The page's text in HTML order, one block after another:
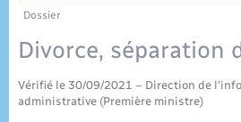
Plan interactif
Publications
Etat-civil - Papiers -
Mariage – PACS
Parrainage civil
Logement - Urbanisme
Transports scolaires
Travaux - Autorisation
Dossier
Divorce, séparation
Vérifié le 30/09/2021 – Direction de
administrative (Première ministre)